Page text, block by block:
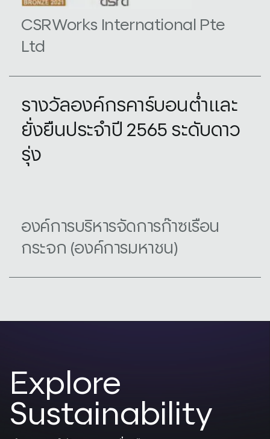
CSRWorks International Pte
Ltd
รางวัลองค์กรคาร์บอนต่ำและ
ยั่งยืนประจำปี 2565 ระดับดาว
รุ่ง
องค์การบริหารจัดการก๊าซเรือน
กระจก (องค์การมหาชน)
Explore
Sustainability